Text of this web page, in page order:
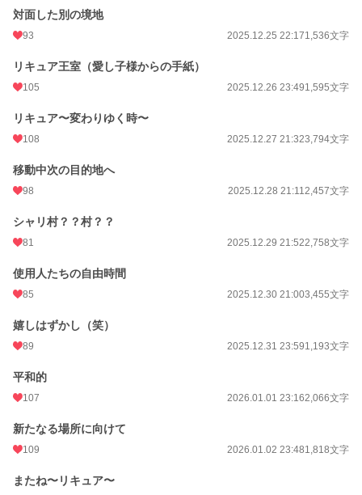
対面した別の境地
93 2025.12.25 22:171,536文字
リキュア王室（愛し子様からの手紙）
105 2025.12.26 23:491,595文字
リキュア〜変わりゆく時〜
108 2025.12.27 21:323,794文字
移動中次の目的地へ
98 2025.12.28 21:112,457文字
シャリ村？？村？？
81 2025.12.29 21:522,758文字
使用人たちの自由時間
85 2025.12.30 21:003,455文字
嬉しはずかし（笑）
89 2025.12.31 23:591,193文字
平和的
107 2026.01.01 23:162,066文字
新たなる場所に向けて
109 2026.01.02 23:481,818文字
またね〜リキュア〜